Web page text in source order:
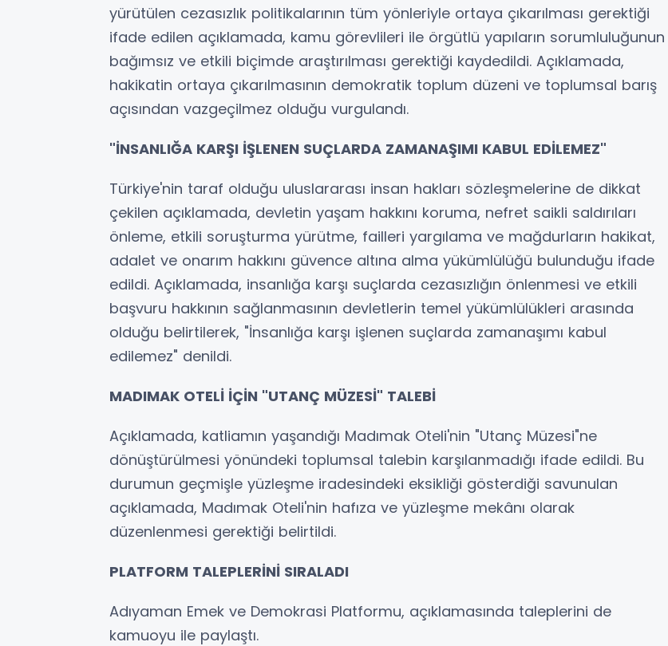
yürütülen cezasızlık politikalarının tüm yönleriyle ortaya çıkarılması gerektiği
ifade edilen açıklamada, kamu görevlileri ile örgütlü yapıların sorumluluğunun
bağımsız ve etkili biçimde araştırılması gerektiği kaydedildi. Açıklamada,
hakikatin ortaya çıkarılmasının demokratik toplum düzeni ve toplumsal barış
açısından vazgeçilmez olduğu vurgulandı.
"İNSANLIĞA KARŞI İŞLENEN SUÇLARDA ZAMANAŞIMI KABUL EDİLEMEZ"
Türkiye'nin taraf olduğu uluslararası insan hakları sözleşmelerine de dikkat
çekilen açıklamada, devletin yaşam hakkını koruma, nefret saikli saldırıları
önleme, etkili soruşturma yürütme, failleri yargılama ve mağdurların hakikat,
adalet ve onarım hakkını güvence altına alma yükümlülüğü bulunduğu ifade
edildi. Açıklamada, insanlığa karşı suçlarda cezasızlığın önlenmesi ve etkili
başvuru hakkının sağlanmasının devletlerin temel yükümlülükleri arasında
olduğu belirtilerek, "İnsanlığa karşı işlenen suçlarda zamanaşımı kabul
edilemez" denildi.
MADIMAK OTELİ İÇİN "UTANÇ MÜZESİ" TALEBİ
Açıklamada, katliamın yaşandığı Madımak Oteli'nin "Utanç Müzesi"ne
dönüştürülmesi yönündeki toplumsal talebin karşılanmadığı ifade edildi. Bu
durumun geçmişle yüzleşme iradesindeki eksikliği gösterdiği savunulan
açıklamada, Madımak Oteli'nin hafıza ve yüzleşme mekânı olarak
düzenlenmesi gerektiği belirtildi.
PLATFORM TALEPLERİNİ SIRALADI
Adıyaman Emek ve Demokrasi Platformu, açıklamasında taleplerini de
kamuoyu ile paylaştı.